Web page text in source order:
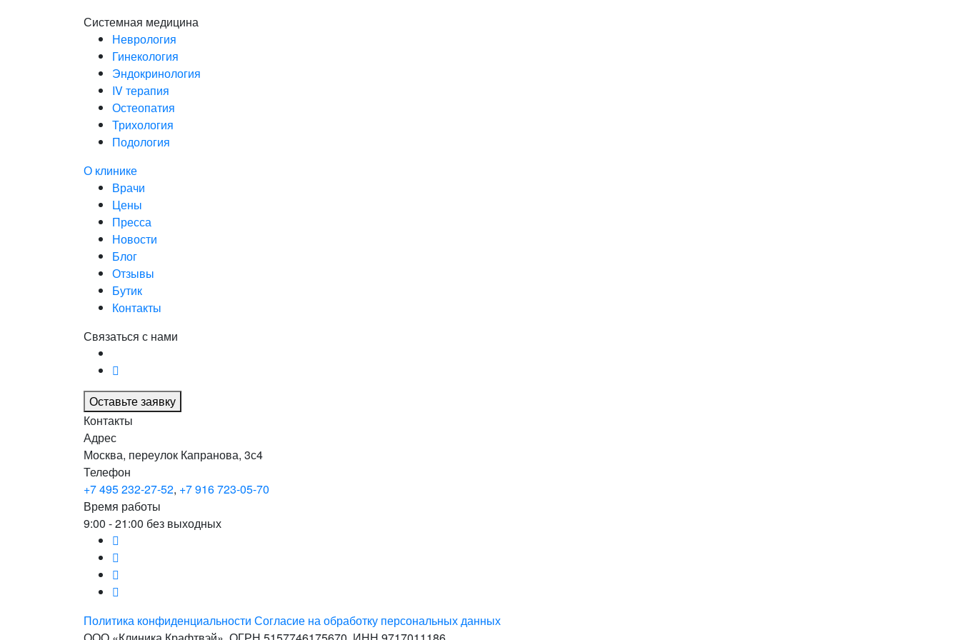
Системная медицина
Неврология
Гинекология
Эндокринология
IV терапия
Остеопатия
Трихология
Подология
О клинике
Врачи
Цены
Пресса
Новости
Блог
Отзывы
Бутик
Контакты
Связаться с нами
Оставьте заявку
Контакты
Адрес
Москва, переулок Капранова, 3с4
Телефон
+7 495 232-27-52, +7 916 723-05-70
Время работы
9:00 - 21:00 без выходных
Политика конфиденциальности Согласие на обработку персональных данных